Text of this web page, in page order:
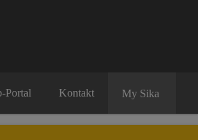
Portal Kontakt My Sika